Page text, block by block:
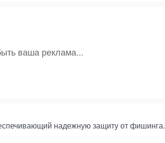
надежную защиту от фишинга.